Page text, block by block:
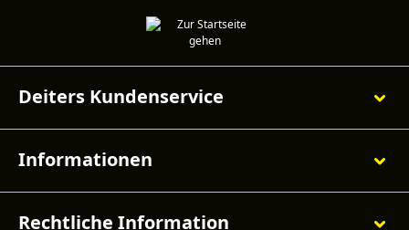
Deiters Kundenservice
Informationen
Rechtliche Information